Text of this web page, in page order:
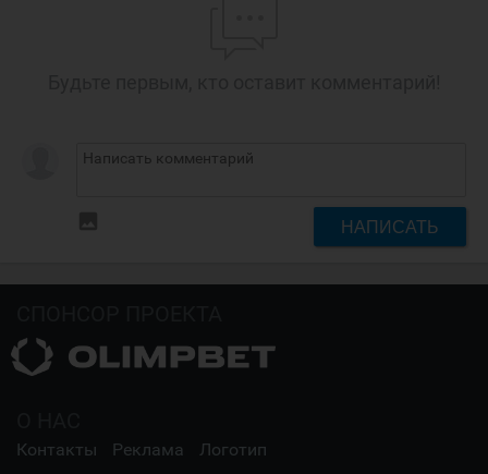
НАПИСАТЬ
Контакты Реклама Логотип